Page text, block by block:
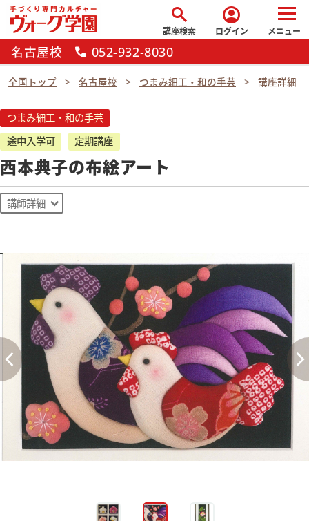
search
講座検索
account_circle
ログイン メニュー
名古屋校 call 052-932-8030
全国トップ 名古屋校 つまみ細工・和の手芸 講座詳細
つまみ細工・和の手芸
途中入学可
定期講座
西本典子の布絵アート
講師詳細